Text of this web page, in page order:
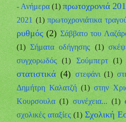
- Ανήμερα (1) πρωτοχρονιά
2021 (1) πρωτοχρονιάτικα
ρυθμός (2) Σάββατο του
(1) Σήματα οδήγησης (1)
συγχορωδός
(1) Σούμπερτ (1)
στατιστικά (4) στεφάνι (1)
Δημήτρη Καλατζή (1) στην
Κουρσουλα (1) συνέχεια... (1)
σχολικές αταξίες (1) Σχολική